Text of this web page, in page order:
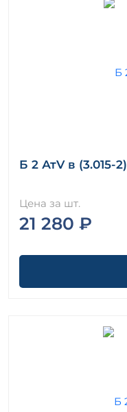
Б 2 АтV в (3.015-2)
Цена за шт.
21 280 ₽